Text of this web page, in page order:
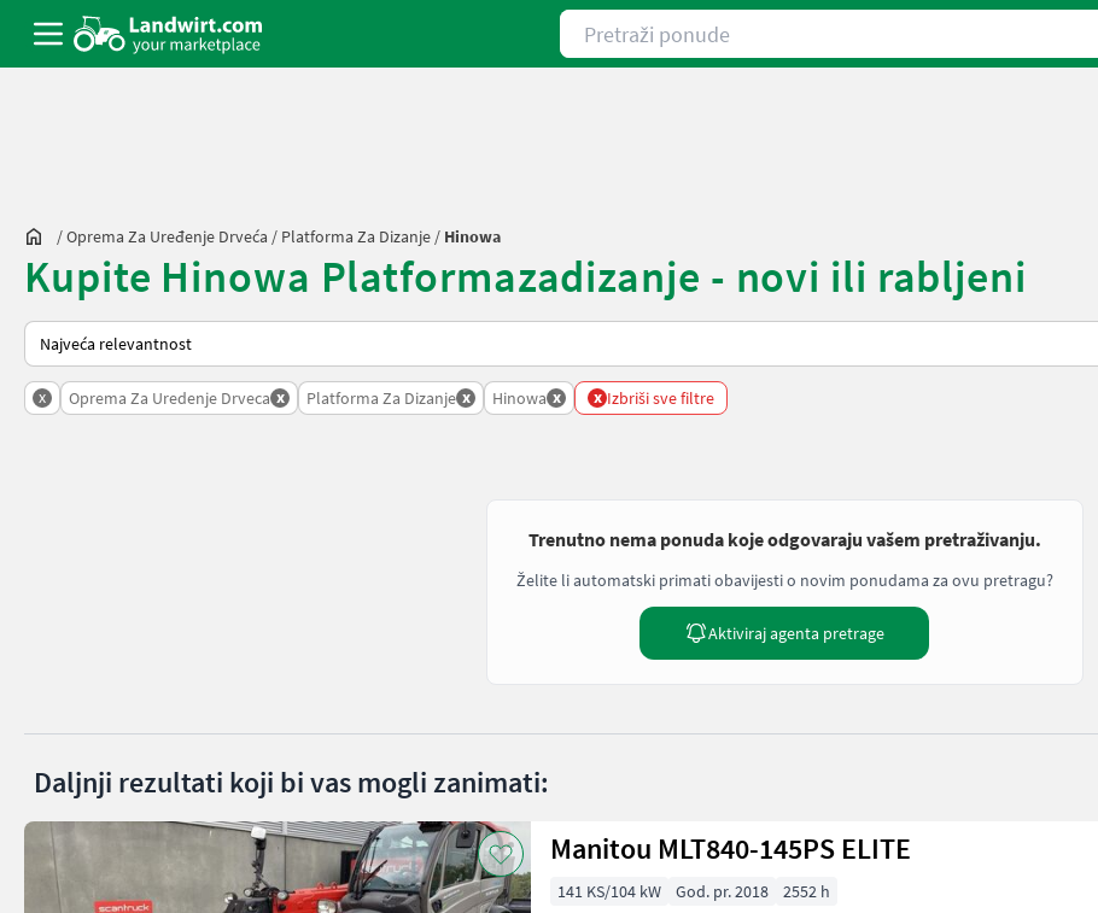
Pretraži ponude
/Oprema Za Uređenje Drveća / Platforma Za Dizanje / Hinowa
Kupite Hinowa Platformazadizanje - novi ili rabljeni
Tako se sortira na Landwirt.com
x Oprema Za Uredenje Drveca x Platforma Za Dizanje x Hinowa x x Izbriši sve filtre
Trenutno nema ponuda koje odgovaraju vašem pretraživanju.
Želite li automatski primati obavijesti o novim ponudama za ovu pretragu?
Aktiviraj agenta pretrage
Daljnji rezultati koji bi vas mogli zanimati:
Manitou MLT840-145PS ELITE
141 KS/104 kW God. pr. 2018 2552 h